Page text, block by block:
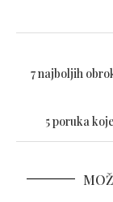
7 najboljih
5 poruka